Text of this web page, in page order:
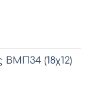
(18χ12)